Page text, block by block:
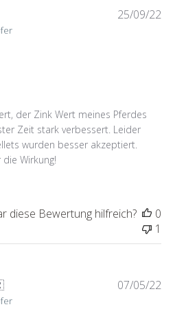
der Zink Wert meines Pferdes
Zeit stark verbessert. Leider
wurden besser akzeptiert.
Wirkung!
25/09/22
diese Bewertung hilfreich?
0
1
07/05/22